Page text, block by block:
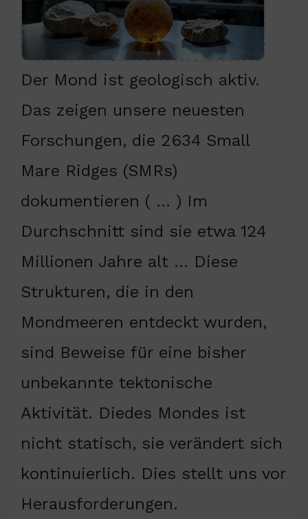
Der Mond ist geologisch aktiv.
Das zeigen unsere neuesten
Forschungen, die 2634 Small
Mare Ridges (SMRs)
dokumentieren ( … ) Im
Durchschnitt sind sie etwa 124
Millionen Jahre alt … Diese
Strukturen, die in den
Mondmeeren entdeckt wurden,
sind Beweise für eine bisher
unbekannte tektonische
Aktivität. Diedes Mondes ist
nicht statisch, sie verändert sich
kontinuierlich. Dies stellt uns vor
Herausforderungen.